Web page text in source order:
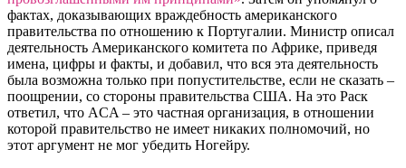
фактах, доказывающих враждебность американского
правительства по отношению к Португалии. Министр описал
деятельность Американского комитета по Африке, приведя
имена, цифры и факты, и добавил, что вся эта деятельность
была возможна только при попустительстве, если не сказать –
поощрении, со стороны правительства США. На это Раск
ответил, что ACA – это частная организация, в отношении
которой правительство не имеет никаких полномочий, но
этот аргумент не мог убедить Ногейру.